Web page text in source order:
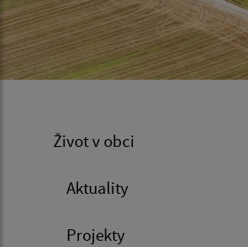
Život v obci
Aktuality
Projekty